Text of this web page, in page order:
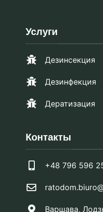
Услуги
Дезинсекция
Дезинфекция
Дератизация
Контакты
+48 796 596
Варшава,